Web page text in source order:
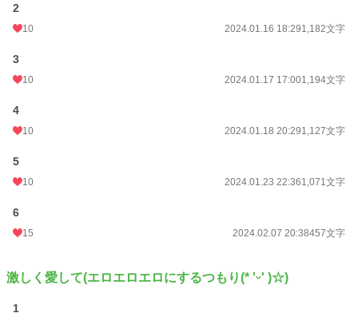
2
10 2024.01.16 18:291,182文字
3
10 2024.01.17 17:001,194文字
4
10 2024.01.18 20:291,127文字
5
10 2024.01.23 22:361,071文字
6
15 2024.02.07 20:38457文字
激しく愛して(エロエロエロにするつもり(* 'ᵕ' )☆)
1